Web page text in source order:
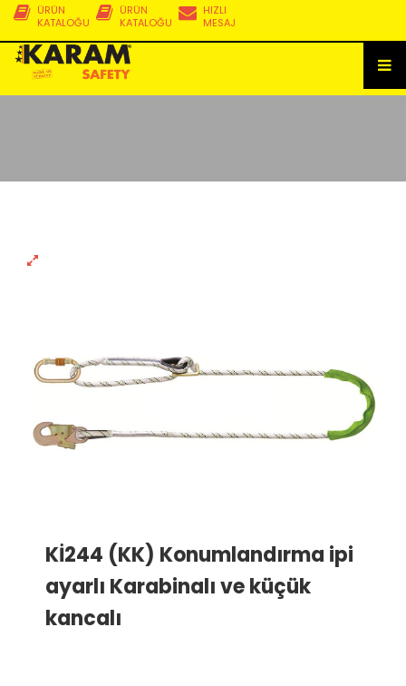
HIZLI
MESAJ
ÜRÜN
KATALOĞU
ÜRÜN
KATALOĞU
Kİ244 (KK) Konumlandırma ipi
ayarlı Karabinalı ve küçük
kancalı